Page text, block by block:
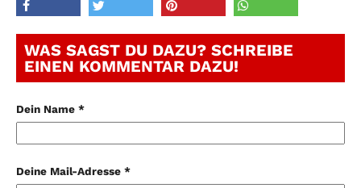
WAS SAGST DU DAZU? SCHREIBE
EINEN KOMMENTAR DAZU!
Dein Name *
Deine Mail-Adresse *